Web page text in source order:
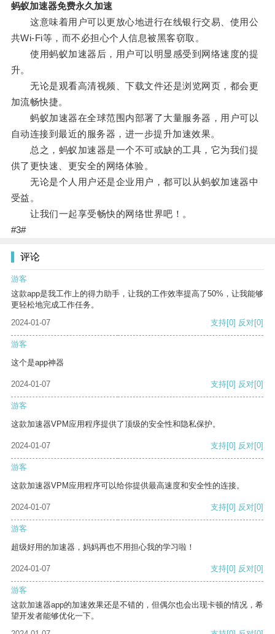
蚂蚁加速器免费永久加速
这意味着用户可以更放心地进行在线银行交易、使用公
共Wi-Fi等，而不必担心个人信息被黑客窃取。
使用蚂蚁加速器后，用户可以明显感受到网络速度的提
升。
无论是观看高清视频、下载文件还是浏览网页，都会更
加流畅快捷。
蚂蚁加速器在全球范围内部署了大量服务器，用户可以
自动连接到最近的服务器，进一步提升加速效果。
总之，蚂蚁加速器是一个不可或缺的工具，它为我们提
供了更快速、更安全的网络体验。
无论是个人用户还是企业用户，都可以从蚂蚁加速器中
受益。
让我们一起享受畅快的网络世界吧！。
#3#
评论
游客
这款app是我工作上的得力助手，让我的工作效率提高了50%，让我能够
更轻松地完成工作任务。
2024-01-07
支持[0] 反对[0]
游客
这个是app神器
2024-01-07 支持[0] 反对[0]
游客
这款加速器VPM应用程序提供了顶级的安全性和隐私保护。
2024-01-07 支持[0] 反对[0]
游客
这款加速器VPM应用程序可以给你提供最高速度和安全性的连接。
2024-01-07 支持[0] 反对[0]
游客
超级好用的加速器，妈妈再也不用担心我的学习啦！
2024-01-07 支持[0] 反对[0]
游客
这款加速器app的加速效果还是不错的，但偶尔也会出现卡顿的情况，希
望开发者能够优化一下。